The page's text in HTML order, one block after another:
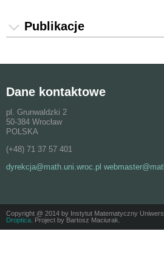
Publikacje
Dane kontaktowe
pl. Grunwaldzki 2
50-384 Wrocław
POLSKA
(+48) 71 37 57 401
dyrekcja@math.uni.wroc.pl
Copyright @ 2014 by Instytut Matematyczny
Droptica . Project by Bartosz Maciurak.